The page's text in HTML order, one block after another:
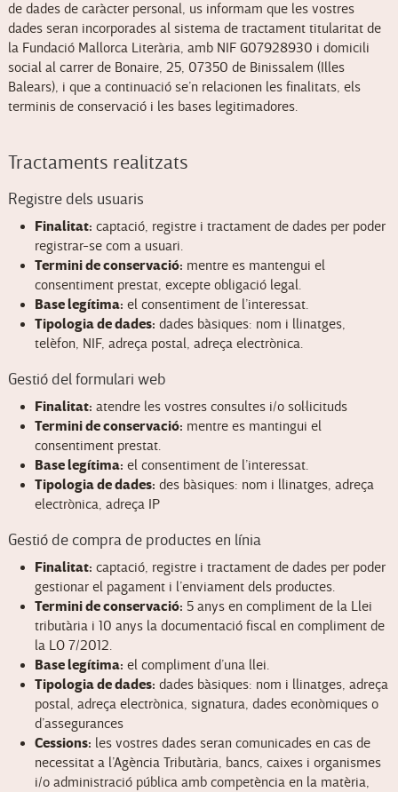
de dades de caràcter personal, us informam que les vostres
dades seran incorporades al sistema de tractament titularitat de
la Fundació Mallorca Literària, amb NIF G07928930 i domicili
social al carrer de Bonaire, 25, 07350 de Binissalem (Illes
Balears), i que a continuació se’n relacionen les finalitats, els
terminis de conservació i les bases legitimadores.
Tractaments realitzats
Registre dels usuaris
Finalitat: captació, registre i tractament de dades per poder
registrar-se com a usuari.
Termini de conservació: mentre es mantengui el
consentiment prestat, excepte obligació legal.
Base legítima: el consentiment de l’interessat.
Tipologia de dades: dades bàsiques: nom i llinatges,
telèfon, NIF, adreça postal, adreça electrònica.
Gestió del formulari web
Finalitat: atendre les vostres consultes i/o sol·licituds
Termini de conservació: mentre es mantingui el
consentiment prestat.
Base legítima: el consentiment de l’interessat.
Tipologia de dades: des bàsiques: nom i llinatges, adreça
electrònica, adreça IP
Gestió de compra de productes en línia
Finalitat: captació, registre i tractament de dades per poder
gestionar el pagament i l’enviament dels productes.
Termini de conservació: 5 anys en compliment de la Llei
tributària i 10 anys la documentació fiscal en compliment de
la LO 7/2012.
Base legítima: el compliment d’una llei.
Tipologia de dades: dades bàsiques: nom i llinatges, adreça
postal, adreça electrònica, signatura, dades econòmiques o
d’assegurances
Cessions: les vostres dades seran comunicades en cas de
necessitat a l’Agència Tributària, bancs, caixes i organismes
i/o administració pública amb competència en la matèria,